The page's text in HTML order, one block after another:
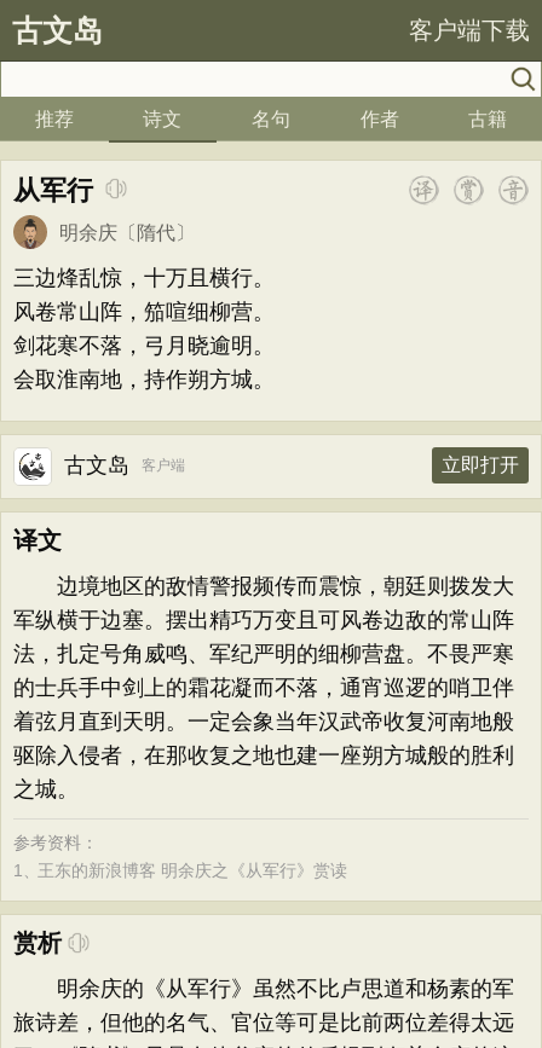
古文岛 客户端下载
推荐 诗文 名句 作者 古籍
从军行
明余庆 〔隋代〕
三边烽乱惊，十万且横行。
风卷常山阵，笳喧细柳营。
剑花寒不落，弓月晓逾明。
会取淮南地，持作朔方城。
古文岛 客户端 立即打开
译文
边境地区的敌情警报频传而震惊，朝廷则拨发大
军纵横于边塞。摆出精巧万变且可风卷边敌的常山阵
法，扎定号角威鸣、军纪严明的细柳营盘。不畏严寒
的士兵手中剑上的霜花凝而不落，通宵巡逻的哨卫伴
着弦月直到天明。一定会象当年汉武帝收复河南地般
驱除入侵者，在那收复之地也建一座朔方城般的胜利
之城。
参考资料：
1、王东的新浪博客 明余庆之《从军行》赏读
赏析
明余庆的《从军行》虽然不比卢思道和杨素的军
旅诗差，但他的名气、官位等可是比前两位差得太远